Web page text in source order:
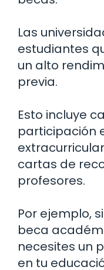
Las
estudiantes
un alto
previa.
Esto incluye
participación
cartas de
profesores.
Por ejemplo,
beca
necesites un
en tu